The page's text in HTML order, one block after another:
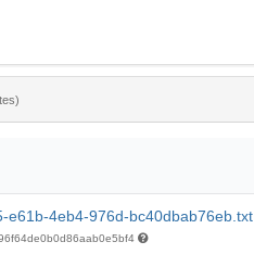
e61b-4eb4-976d-bc40dbab76eb.txt